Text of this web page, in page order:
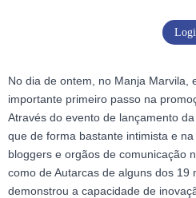
No dia de ontem, no Manja Marvila,
importante primeiro passo na
Através do evento de lançamento
que de forma bastante intimista e
bloggers e orgãos de comunicação
como de Autarcas de alguns dos 19
demonstrou a capacidade de